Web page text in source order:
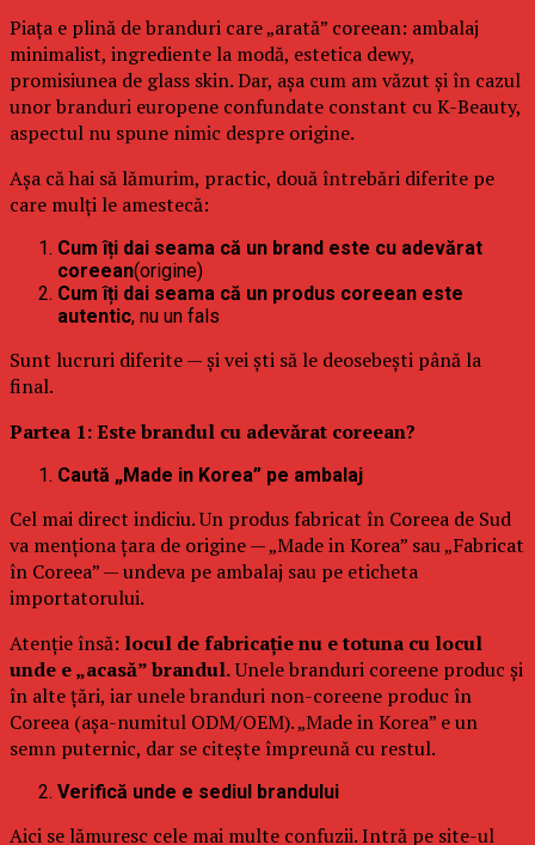
Piața e plină de branduri care „arată” coreean: ambalaj
minimalist, ingrediente la modă, estetica dewy,
promisiunea de glass skin. Dar, așa cum am văzut și în cazul
unor branduri europene confundate constant cu K-Beauty,
aspectul nu spune nimic despre origine.
Așa că hai să lămurim, practic, două întrebări diferite pe
care mulți le amestecă:
Cum îți dai seama că un brand este cu adevărat
coreean(origine)
Cum îți dai seama că un produs coreean este
autentic, nu un fals
Sunt lucruri diferite — și vei ști să le deosebești până la
final.
Partea 1: Este brandul cu adevărat coreean?
Caută „Made in Korea” pe ambalaj
Cel mai direct indiciu. Un produs fabricat în Coreea de Sud
va menționa țara de origine — „Made in Korea” sau „Fabricat
în Coreea” — undeva pe ambalaj sau pe eticheta
importatorului.
Atenție însă: locul de fabricație nu e totuna cu locul
unde e „acasă” brandul.Unele branduri coreene produc și
în alte țări, iar unele branduri non-coreene produc în
Coreea (așa-numitul ODM/OEM). „Made in Korea” e un
semn puternic, dar se citește împreună cu restul.
Verifică unde e sediul brandului
Aici se lămuresc cele mai multe confuzii. Intră pe site-ul